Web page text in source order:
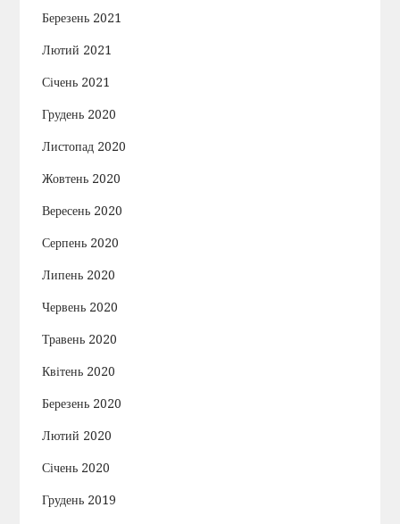
Березень 2021
Лютий 2021
Січень 2021
Грудень 2020
Листопад 2020
Жовтень 2020
Вересень 2020
Серпень 2020
Липень 2020
Червень 2020
Травень 2020
Квітень 2020
Березень 2020
Лютий 2020
Січень 2020
Грудень 2019